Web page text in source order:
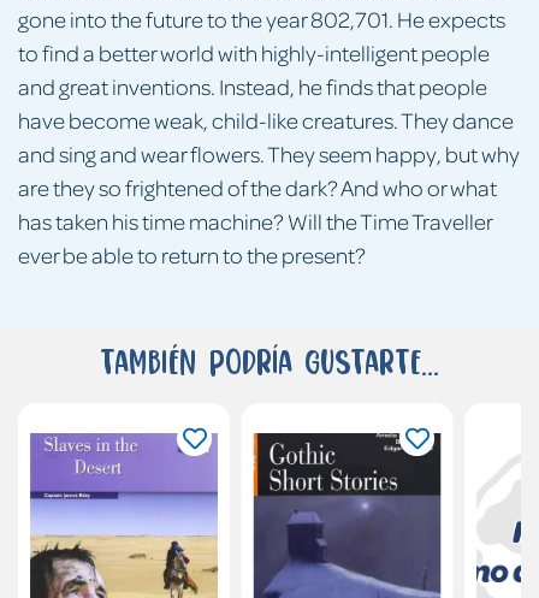
gone into the future to the year 802,701. He expects
to find a better world with highly-intelligent people
and great inventions. Instead, he finds that people
have become weak, child-like creatures. They dance
and sing and wear flowers. They seem happy, but why
are they so frightened of the dark? And who or what
has taken his time machine? Will the Time Traveller
ever be able to return to the present?
También podría gustarte...